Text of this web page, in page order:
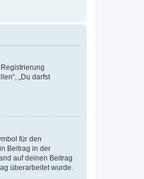
„Du darfst
für den
Beitrag in der
auf deinen Beitrag
überarbeitet wurde.